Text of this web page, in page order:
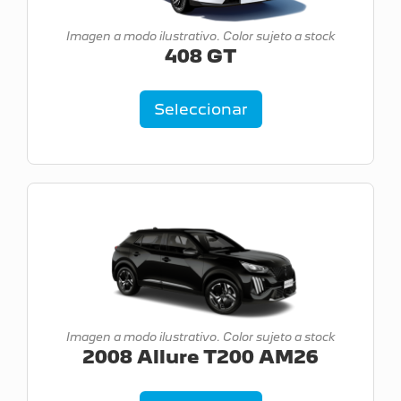
Imagen a modo ilustrativo. Color sujeto a stock
408 GT
Seleccionar
Imagen a modo ilustrativo. Color sujeto a stock
2008 Allure T200 AM26